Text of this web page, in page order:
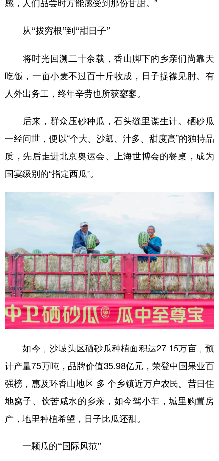
从“拔穷根”到“甜日子”
将时光回溯二十余载，香山脚下的乡亲们尚靠天
吃饭，一亩小麦不过百十斤收成，日子捉襟见肘。有
人外出务工，终年辛劳也所获寥寥。
后来，群众压砂种瓜，石头缝里谋生计。硒砂瓜
一经问世，便以“个大、沙瓤、汁多、甜度高”的独特品
质，先后走进北京奥运会、上海世博会的餐桌，成为
国宴级别的“指定西瓜”。
如今，沙坡头区硒砂瓜种植面积达27.15万亩，预
计产量75万吨，品牌价值35.98亿元，荣登中国果业百
强榜，惠及环香山地区 多 个乡镇近万户农民。昔日住
地窝子、饮苦咸水的乡亲，如今驾小车，城里购置房
产，地里种植希望，日子比瓜还甜。
一颗瓜的“国际风范”